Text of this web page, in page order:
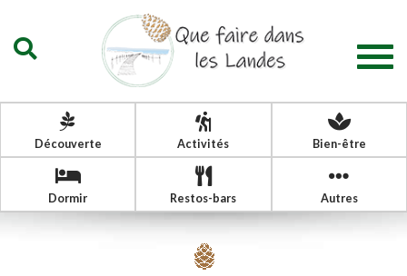
Découverte Activités Bien-être
Dormir Restos-bars Autres